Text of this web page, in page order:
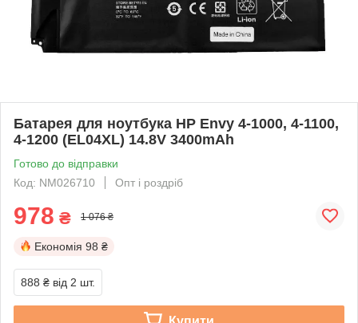
Батарея для ноутбука HP Envy 4-1000, 4-1100,
4-1200 (EL04XL) 14.8V 3400mAh
Готово до відправки
Код: NM026710
Опт і роздріб
978 ₴ 1 076 ₴
Економія 98 ₴
888 ₴ від 2 шт.